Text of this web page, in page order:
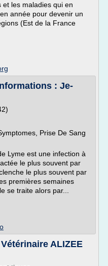
les maladies qui en
année pour devenir un
(Est de la France
: Je-
Prise De Sang
Lyme est une infection à
le plus souvent par
le plus souvent par
premières semaines
se traite alors par...
ALIZEE